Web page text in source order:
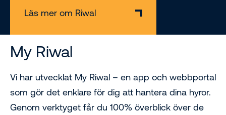
Läs mer om Riwal
My Riwal
Vi har utvecklat My Riwal – en app och webbportal
som gör det enklare för dig att hantera dina hyror.
Genom verktyget får du 100% överblick över de